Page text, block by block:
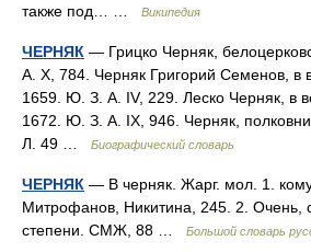
также под… …
Википедия
ЧЕРНЯК — Грицко Черняк,
А. X, 784. Черняк Григорий Семенов, в
1659. Ю. З. А. IV, 229. Леско Черняк, в
1672. Ю. З. А. IX, 946. Черняк,
Л. 49 …
Биографический словарь
ЧЕРНЯК — В черняк. Жарг. мол. 1.
Митрофанов, Никитина, 245. 2. Очень,
степени. СМЖ, 88 …
Большой словарь